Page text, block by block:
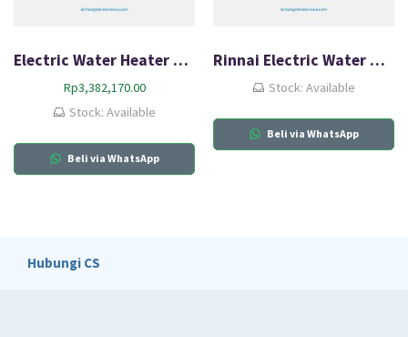
Electric Water Heater Rinnai RES A50V-10C
Rp3,382,170.00
Stock: Available
Beli via WhatsApp
Rinnai Electric Water Heater RES-EC010
Stock: Available
Beli via WhatsApp
Hubungi CS